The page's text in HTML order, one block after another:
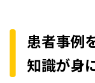
患者事例
知識が身